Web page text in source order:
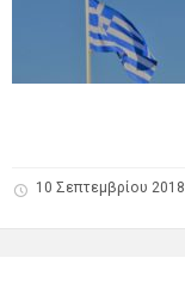
10 Σεπτεμβρίου 2018